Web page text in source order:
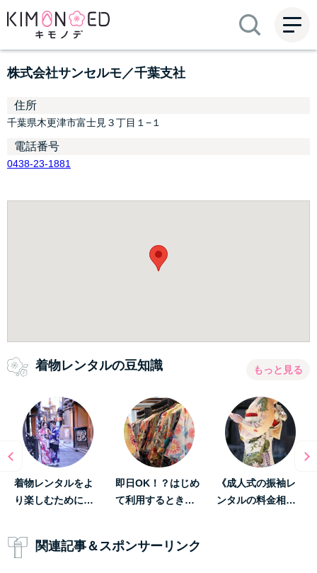
ME
NU
株式会社サンセルモ／千葉支社
住所
千葉県木更津市富士見３丁目１−１
電話番号
0438-23-1881
着物レンタルの豆知識 もっと見る
着物レンタルをよ
り楽しむために…
即日OK！？はじめ
て利用するとき…
《成人式の振袖レ
ンタルの料金相…
関連記事＆スポンサーリンク